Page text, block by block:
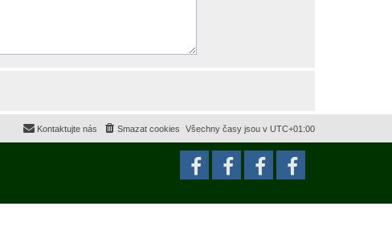
Všechny časy jsou v UTC+01:00
Smazat cookies
Kontaktujte nás